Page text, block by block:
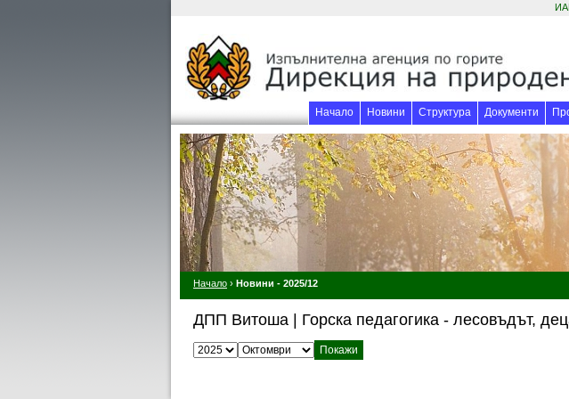
Начало Новини Структура Документи
Начало › Новини - 2025/12
ДПП Витоша | Горска педагогика - лесовъдът,
Изберете година:Изберете месец: